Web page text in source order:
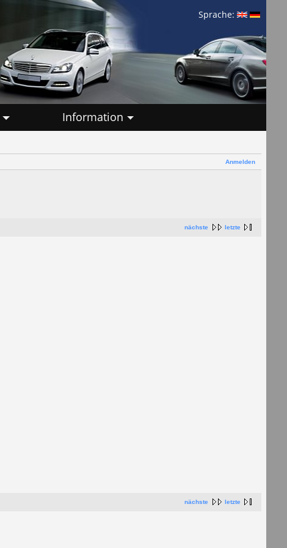
Sprache:
Information
Anmelden
nächste letzte
nächste letzte